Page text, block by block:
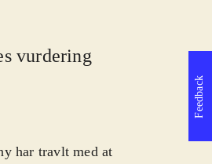
vurdering
har travlt med at
Feedback